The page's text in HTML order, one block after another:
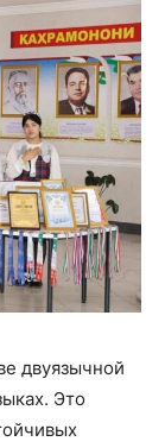
двуязычной
Это